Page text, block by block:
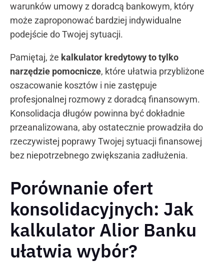
warunków umowy z doradcą bankowym, który
może zaproponować bardziej indywidualne
podejście do Twojej sytuacji.
Pamiętaj, że kalkulator kredytowy to tylko
narzędzie pomocnicze, które ułatwia przybliżone
oszacowanie kosztów i nie zastępuje
profesjonalnej rozmowy z doradcą finansowym.
Konsolidacja długów powinna być dokładnie
przeanalizowana, aby ostatecznie prowadziła do
rzeczywistej poprawy Twojej sytuacji finansowej
bez niepotrzebnego zwiększania zadłużenia.
Porównanie ofert
konsolidacyjnych: Jak
kalkulator Alior Banku
ułatwia wybór?